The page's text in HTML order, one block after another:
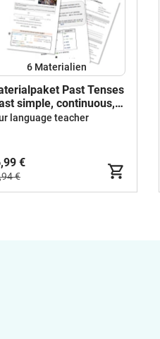
6 Materialien
Past Tenses
simple, continuous,
irregular verbs)
language teacher
€
€